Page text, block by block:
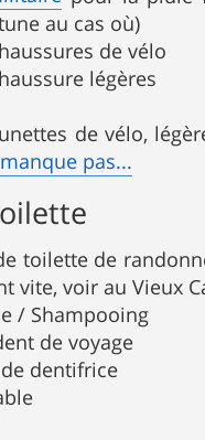
au cas où)
de vélo
légères
de vélo,
pas...
toilette de
vite, voir au Vieux
/ Shampooing
de voyage
dentifrice